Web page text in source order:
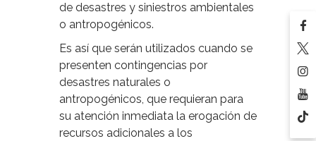
de desastres y siniestros ambientales
o antropogénicos.
Es así que serán utilizados cuando se
presenten contingencias por
desastres naturales o
antropogénicos, que requieran para
su atención inmediata la erogación de
recursos adicionales a los